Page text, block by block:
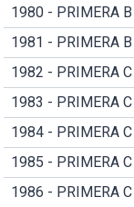
1980 - PRIMERA B
1981 - PRIMERA B
1982 - PRIMERA C
1983 - PRIMERA C
1984 - PRIMERA C
1985 - PRIMERA C
1986 - PRIMERA C